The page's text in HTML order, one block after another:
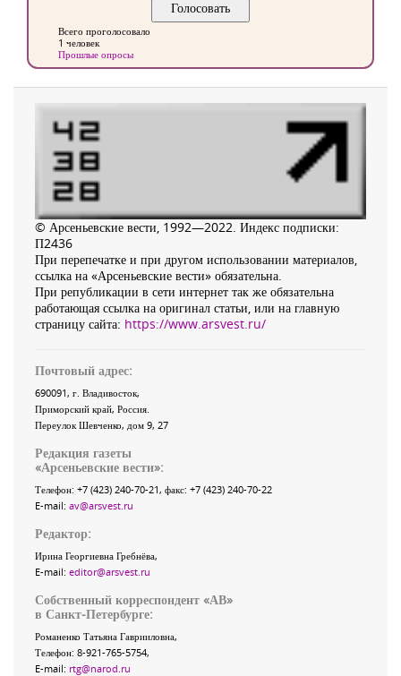
Всего проголосовало
1 человек
Прошлые опросы
© Арсеньевские вести, 1992—2022. Индекс подписки:
П2436
При перепечатке и при другом использовании материалов,
ссылка на «Арсеньевские вести» обязательна.
При републикации в сети интернет так же обязательна
работающая ссылка на оригинал статьи, или на главную
страницу сайта: https://www.arsvest.ru/
Почтовый адрес:
690091, г. Владивосток,
Приморский край, Россия.
Переулок Шевченко, дом 9, 27
Редакция газеты
«Арсеньевские вести»:
Телефон: +7 (423) 240-70-21, факс: +7 (423) 240-70-22
E-mail: av@arsvest.ru
Редактор:
Ирина Георгиевна Гребнёва,
E-mail: editor@arsvest.ru
Собственный корреспондент «АВ»
в Санкт-Петербурге:
Романенко Татьяна Гаврииловна,
Телефон: 8-921-765-5754,
E-mail: rtg@narod.ru